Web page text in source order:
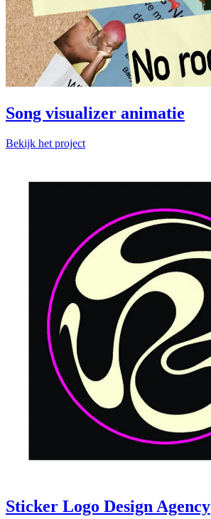
Song visualizer animatie
Bekijk het project
Sticker Logo Design Agency